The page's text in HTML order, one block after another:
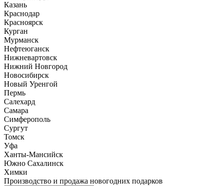
Казань
Краснодар
Красноярск
Курган
Мурманск
Нефтеюганск
Нижневартовск
Нижний Новгород
Новосибирск
Новый Уренгой
Пермь
Салехард
Самара
Симферополь
Сургут
Томск
Уфа
Ханты-Мансийск
Южно Сахалинск
Химки
Производство и продажа новогодних подарков